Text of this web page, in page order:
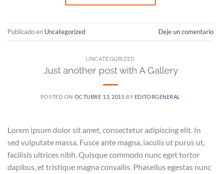
Publicado en Uncategorized Deje un comentario
UNCATEGORIZED
Just another post with A Gallery
POSTED ON OCTUBRE 13, 2015 BY EDITORGENERAL
Lorem ipsum dolor sit amet, consectetur adipiscing elit. In
sed vulputate massa. Fusce ante magna, iaculis ut purus ut,
facilisis ultrices nibh. Quisque commodo nunc eget tortor
dapibus, et tristique magna convallis. Phasellus egestas nunc